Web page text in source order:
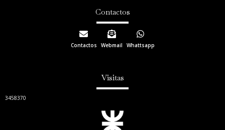
Contactos
Contactos Webmail Whattsapp
Visitas
3458370